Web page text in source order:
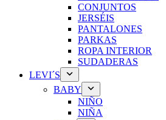
CONJUNTOS
JERSÉIS
PANTALONES
PARKAS
ROPA INTERIOR
SUDADERAS
LEVI´S
BABY
NIÑO
NIÑA